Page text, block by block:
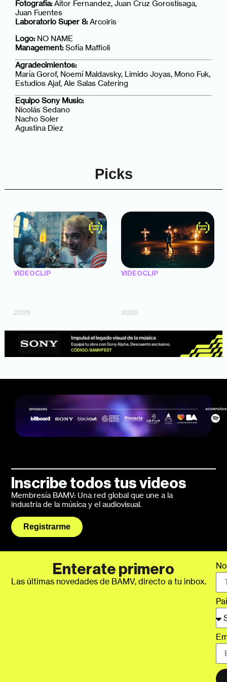
Fotografía:Aitor Fernandez, Juan Cruz Gorostisaga,
Juan Fuentes
Laboratorio Super 8:Arcoiris
Logo:NO NAME
Management:Sofía Maffioli
Agradecimientos:
María Gorof, Noemí Maldavsky, Limido Joyas, Mono Fuk,
Estudios Ajaf, Ale Salas Catering
Equipo Sony Music:
Nicolás Sedano
Nacho Soler
Agustina Diez
Picks
VIDEOCLIP
2026
VIDEOCLIP
2026
Inscribe todos tus videos
Membresía BAMV: Una red global que une a la
industria de la música y el audiovisual.
Registrarme
Enterate primero
Las últimas novedades de BAMV, directo a tu inbox.